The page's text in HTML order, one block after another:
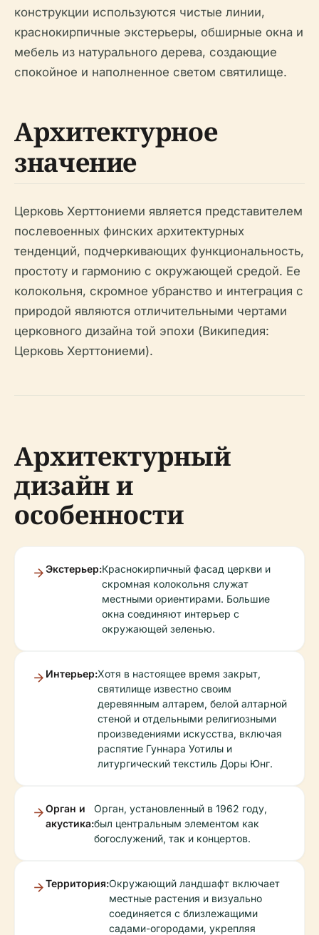
конструкции используются чистые линии,
краснокирпичные экстерьеры, обширные окна и
мебель из натурального дерева, создающие
спокойное и наполненное светом святилище.
Архитектурное
значение
Церковь Херттониеми является представителем
послевоенных финских архитектурных
тенденций, подчеркивающих функциональность,
простоту и гармонию с окружающей средой. Ее
колокольня, скромное убранство и интеграция с
природой являются отличительными чертами
церковного дизайна той эпохи (Википедия:
Церковь Херттониеми).
Архитектурный
дизайн и
особенности
Экстерьер:Краснокирпичный фасад церкви и
скромная колокольня служат
местными ориентирами. Большие
окна соединяют интерьер с
окружающей зеленью.
Интерьер:Хотя в настоящее время закрыт,
святилище известно своим
деревянным алтарем, белой алтарной
стеной и отдельными религиозными
произведениями искусства, включая
распятие Гуннара Уотилы и
литургический текстиль Доры Юнг.
Орган и
акустика:
Орган, установленный в 1962 году,
был центральным элементом как
богослужений, так и концертов.
Территория:Окружающий ландшафт включает
местные растения и визуально
соединяется с близлежащими
садами-огородами, укрепляя